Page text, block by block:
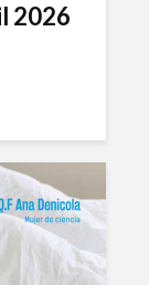
2026